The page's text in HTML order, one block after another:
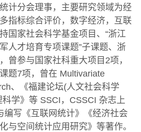
计分会理事，主要研究领域为经
指标综合评价，数字经济，互联
国家社会科学基金项目、“浙江
人才培育专项课题”子课题、浙
曾参与国家社科重大项目2项，
题7项，曾在 Multivariate
、《福建论坛(人文社会科学
学》等 SSCI，CSSCI 杂志上
编写《互联网统计》《经济社会
与空间统计应用研究》等著作。